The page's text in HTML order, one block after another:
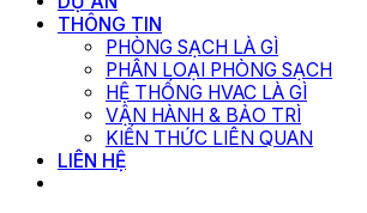
THÔNG TIN
PHÒNG SẠCH LÀ GÌ
PHÂN LOẠI PHÒNG SẠCH
HỆ THỐNG HVAC LÀ GÌ
VẬN HÀNH & BẢO TRÌ
KIẾN THỨC LIÊN QUAN
LIÊN HỆ